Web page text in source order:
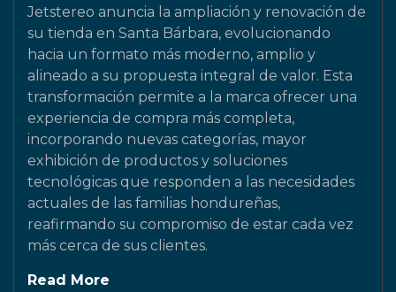
Jetstereo anuncia la ampliación y renovación de
su tienda en Santa Bárbara, evolucionando
hacia un formato más moderno, amplio y
alineado a su propuesta integral de valor. Esta
transformación permite a la marca ofrecer una
experiencia de compra más completa,
incorporando nuevas categorías, mayor
exhibición de productos y soluciones
tecnológicas que responden a las necesidades
actuales de las familias hondureñas,
reafirmando su compromiso de estar cada vez
más cerca de sus clientes.
Read More